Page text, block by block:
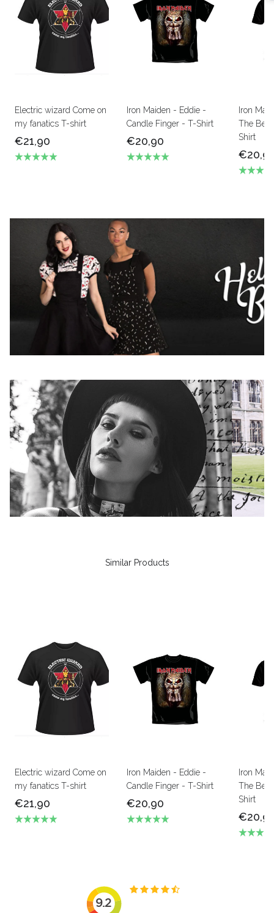
Electric wizard Come on
my fanatics T-shirt
€21,90
Iron Maiden - Eddie -
Candle Finger - T-Shirt
€20,90
Iron
The
Shirt
Similar Products
Electric wizard Come on
my fanatics T-shirt
€21,90
Iron Maiden - Eddie -
Candle Finger - T-Shirt
€20,90
Iron
The
Shirt